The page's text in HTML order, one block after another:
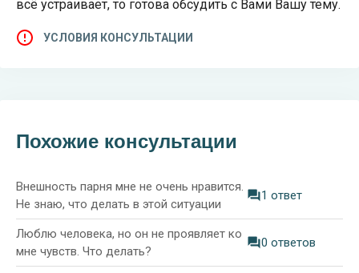
всё устраивает, то готова обсудить с Вами Вашу тему.
УСЛОВИЯ КОНСУЛЬТАЦИИ
Похожие консультации
Внешность парня мне не очень нравится.
Не знаю, что делать в этой ситуации
1 ответ
Люблю человека, но он не проявляет ко
мне чувств. Что делать?
0 ответов